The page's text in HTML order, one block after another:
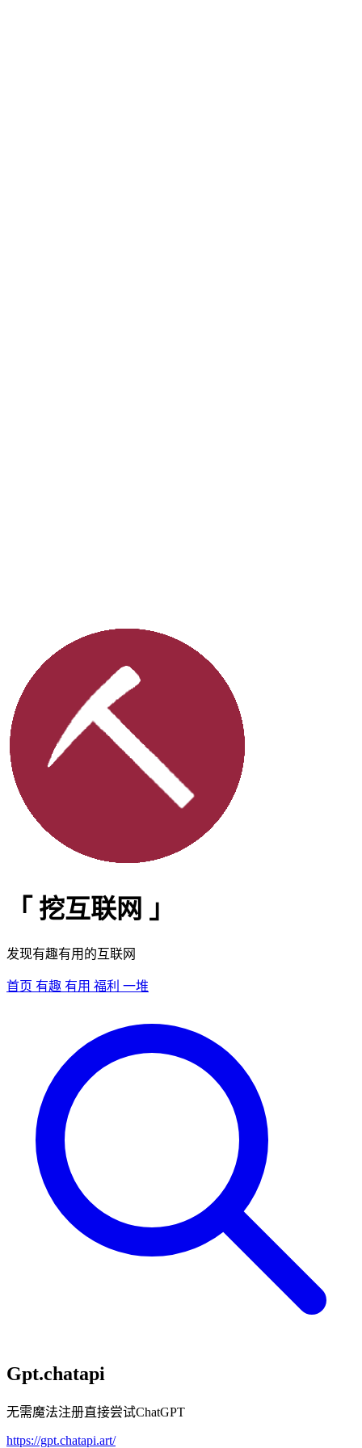
「 挖互联网 」
发现有趣有用的互联网
首页 有趣 有用 福利 一堆
Gpt.chatapi
无需魔法注册直接尝试ChatGPT
https://gpt.chatapi.art/